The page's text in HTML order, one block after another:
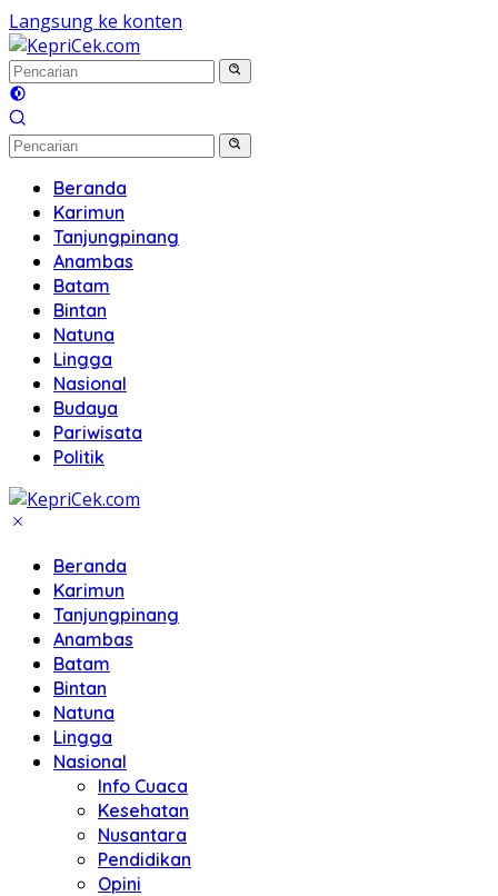
Langsung ke konten
Beranda
Karimun
Tanjungpinang
Anambas
Batam
Bintan
Natuna
Lingga
Nasional
Budaya
Pariwisata
Politik
Beranda
Karimun
Tanjungpinang
Anambas
Batam
Bintan
Natuna
Lingga
Nasional
Info Cuaca
Kesehatan
Nusantara
Pendidikan
Opini